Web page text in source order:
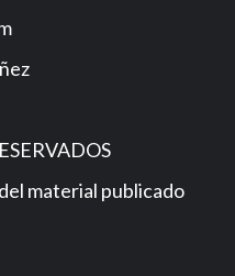
material publicado